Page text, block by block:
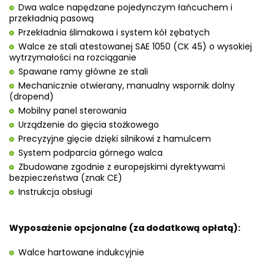
Dwa walce napędzane pojedynczym łańcuchem i
przekładnią pasową
Przekładnia ślimakowa i system kół zębatych
Walce ze stali atestowanej SAE 1050 (CK 45) o wysokiej
wytrzymałości na rozciąganie
Spawane ramy główne ze stali
Mechanicznie otwierany, manualny wspornik dolny
(dropend)
Mobilny panel sterowania
Urządzenie do gięcia stożkowego
Precyzyjne gięcie dzięki silnikowi z hamulcem
System podparcia górnego walca
Zbudowane zgodnie z europejskimi dyrektywami
bezpieczeństwa (znak CE)
Instrukcja obsługi
Wyposażenie opcjonalne (za dodatkową opłatą):
Walce hartowane indukcyjnie